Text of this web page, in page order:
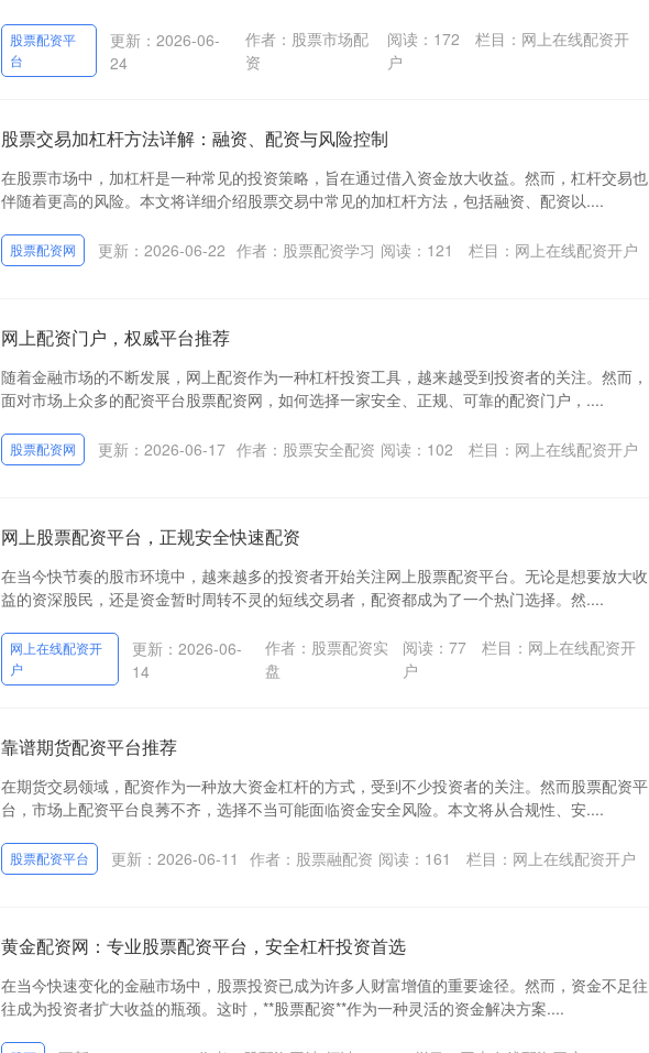
股票配资平
台
更新：2026-06-
24
作者：股票市场配
资
阅读： 172 栏目： 网上在线配资开
户
股票交易加杠杆方法详解：融资、配资与风险控制
在股票市场中，加杠杆是一种常见的投资策略，旨在通过借入资金放大收益。然而，杠杆交易也
伴随着更高的风险。本文将详细介绍股票交易中常见的加杠杆方法，包括融资、配资以....
股票配资网 更新：2026-06-22 作者：股票配资学习 阅读： 121 栏目： 网上在线配资开户
网上配资门户，权威平台推荐
随着金融市场的不断发展，网上配资作为一种杠杆投资工具，越来越受到投资者的关注。然而，
面对市场上众多的配资平台股票配资网，如何选择一家安全、正规、可靠的配资门户，....
股票配资网 更新：2026-06-17 作者：股票安全配资 阅读： 102 栏目： 网上在线配资开户
网上股票配资平台，正规安全快速配资
在当今快节奏的股市环境中，越来越多的投资者开始关注网上股票配资平台。无论是想要放大收
益的资深股民，还是资金暂时周转不灵的短线交易者，配资都成为了一个热门选择。然....
网上在线配资开
户
更新：2026-06-
14
作者：股票配资实
盘
阅读：77 栏目： 网上在线配资开
户
靠谱期货配资平台推荐
在期货交易领域，配资作为一种放大资金杠杆的方式，受到不少投资者的关注。然而股票配资平
台，市场上配资平台良莠不齐，选择不当可能面临资金安全风险。本文将从合规性、安....
股票配资平台 更新：2026-06-11 作者：股票融配资 阅读： 161 栏目： 网上在线配资开户
黄金配资网：专业股票配资平台，安全杠杆投资首选
在当今快速变化的金融市场中，股票投资已成为许多人财富增值的重要途径。然而，资金不足往
往成为投资者扩大收益的瓶颈。这时，**股票配资**作为一种灵活的资金解决方案....